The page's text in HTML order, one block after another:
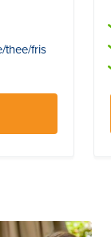
thee/fris